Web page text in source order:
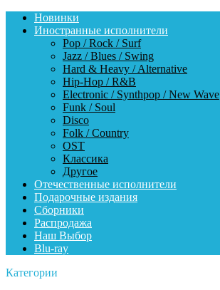
Новинки
Иностранные исполнители
Pop / Rock / Surf
Jazz / Blues / Swing
Hard & Heavy / Alternative
Hip-Hop / R&B
Electronic / Synthpop / New Wave
Funk / Soul
Disco
Folk / Country
OST
Классика
Другое
Отечественные исполнители
Подарочные издания
Сборники
Распродажа
Наш Выбор
Blu-ray
Категории